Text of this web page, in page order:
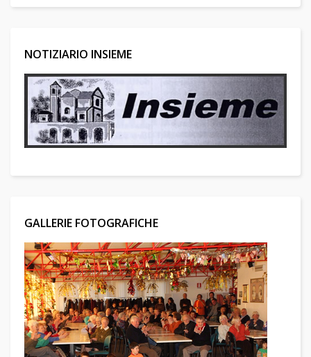
NOTIZIARIO INSIEME
GALLERIE FOTOGRAFICHE